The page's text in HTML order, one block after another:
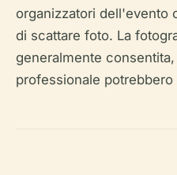
organizzatori dell'evento
di scattare foto. La
generalmente
professionale